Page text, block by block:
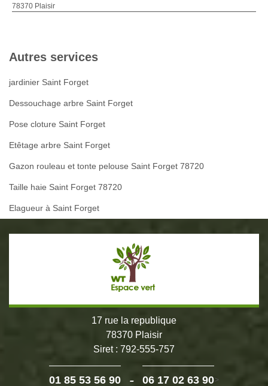
78370 Plaisir
Autres services
jardinier Saint Forget
Dessouchage arbre Saint Forget
Pose cloture Saint Forget
Etêtage arbre Saint Forget
Gazon rouleau et tonte pelouse Saint Forget 78720
Taille haie Saint Forget 78720
Elagueur à Saint Forget
17 rue la republique
78370 Plaisir
Siret : 792-555-757
01 85 53 56 90 - 06 17 02 63 90>